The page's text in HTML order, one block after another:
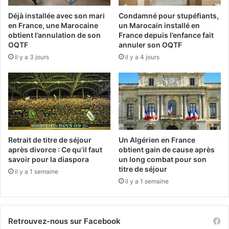
p
p
e
u
M
o
r
a
d
a
p
r
è
s
u
n
d
u
c
p
t
e
l
b
o
v
i
n
,
n
Déjà installée avec son mari
en France, une Marocaine
obtient l’annulation de son
OQTF
il y a 3 jours
Condamné pour stupéfiants,
un Marocain installé en
France depuis l’enfance fait
annuler son OQTF
il y a 4 jours
Retrait de titre de séjour
après divorce : Ce qu’il faut
savoir pour la diaspora
il y a 1 semaine
Un Algérien en France
obtient gain de cause après
un long combat pour son
titre de séjour
il y a 1 semaine
Retrouvez-nous sur Facebook